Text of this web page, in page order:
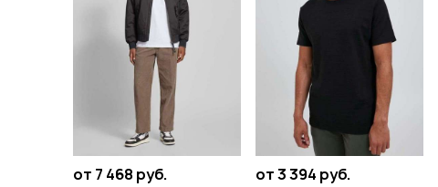
от 7 468 руб. от 3 394 руб.